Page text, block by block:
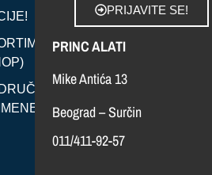
PRIJAVITE SE!
PRINC ALATI
Mike Antića 13
Beograd – Surčin
011/411-92-57